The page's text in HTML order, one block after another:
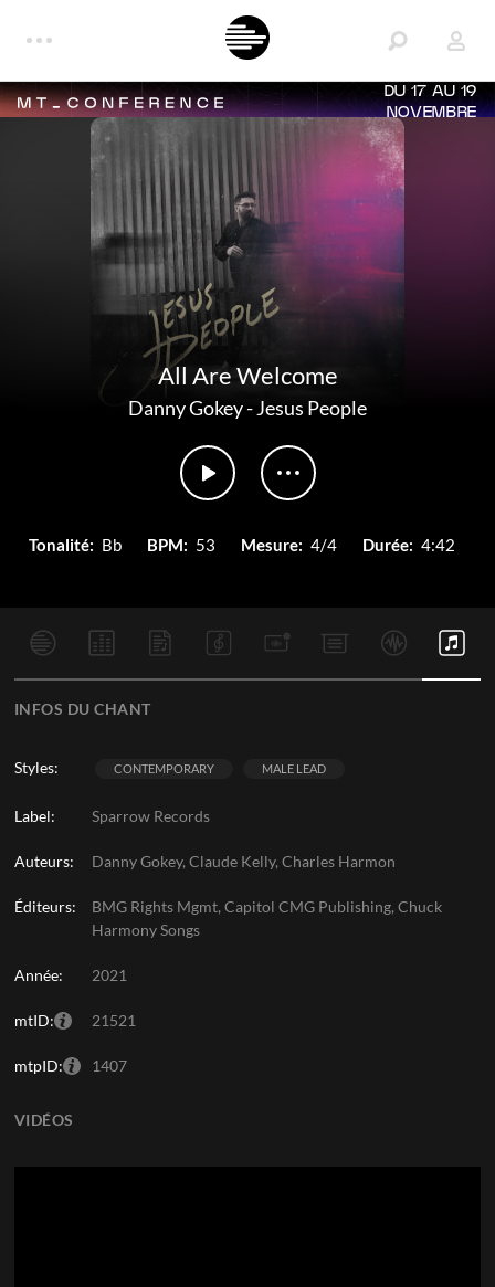
DU 17 AU 19
NOVEMBRE
All Are Welcome
Danny Gokey-Jesus People
Tonalité: Bb BPM: 53 Mesure: 4/4 Durée: 4:42
INFOS DU CHANT
Styles: CONTEMPORARY MALE LEAD
Label: Sparrow Records
Auteurs: Danny Gokey, Claude Kelly, Charles Harmon
Éditeurs:
BMG Rights Mgmt, Capitol CMG Publishing, Chuck
Harmony Songs
Année: 2021
mtID: 21521
mtpID: 1407
VIDÉOS